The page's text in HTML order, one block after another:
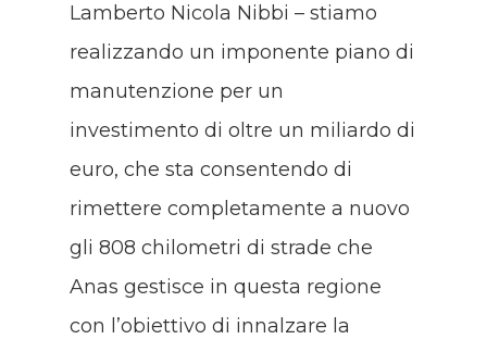
Lamberto Nicola Nibbi – stiamo
realizzando un imponente piano di
manutenzione per un
investimento di oltre un miliardo di
euro, che sta consentendo di
rimettere completamente a nuovo
gli 808 chilometri di strade che
Anas gestisce in questa regione
con l’obiettivo di innalzare la